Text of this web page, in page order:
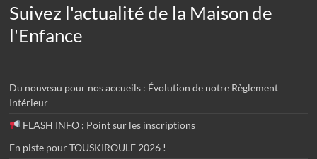
Suivez l'actualité de la Maison de
l'Enfance
Du nouveau pour nos accueils : Évolution de notre Règlement
Intérieur
FLASH INFO : Point sur les inscriptions
En piste pour TOUSKIROULE 2026 !